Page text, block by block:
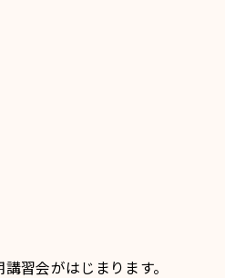
習会がはじまります。